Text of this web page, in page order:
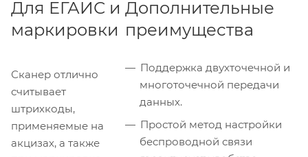
Для ЕГАИС и
маркировки
Сканер отлично
считывает
штрихкоды,
применяемые на
акцизах, а также
Дополнительные
преимущества
Поддержка двухточечной и
многоточечной передачи
данных.
Простой метод настройки
беспроводной связи